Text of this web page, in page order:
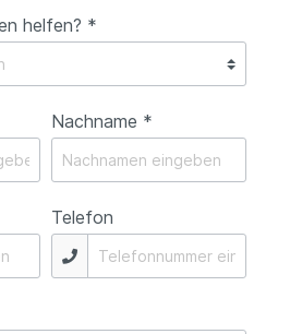
helfen? *
Nachname *
Telefon